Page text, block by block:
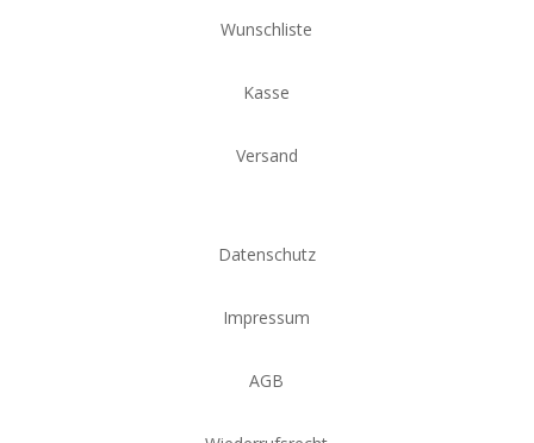
Wunschliste
Kasse
Versand
Datenschutz
Impressum
AGB